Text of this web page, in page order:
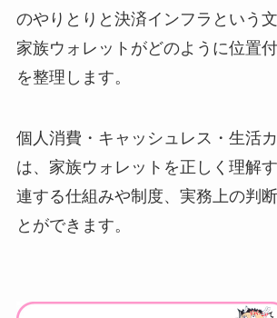
のやりとりと決済インフラという文
家族ウォレットがどのように位置
を整理します。
個人消費・キャッシュレス・生活
は、家族ウォレットを正しく理解
連する仕組みや制度、実務上の判
とができます。